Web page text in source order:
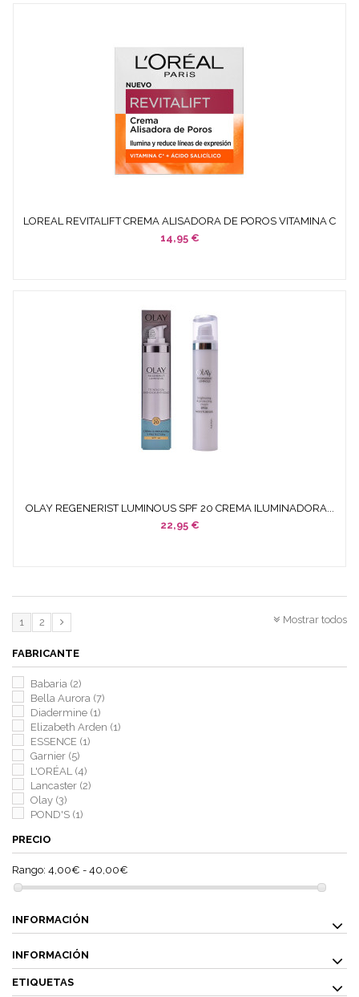
LOREAL REVITALIFT CREMA ALISADORA DE POROS VITAMINA C
+...
14,95 €
OLAY REGENERIST LUMINOUS SPF 20 CREMA ILUMINADORA...
22,95 €
Mostrar todos
1 2
FABRICANTE
Babaria (2)
Bella Aurora (7)
Diadermine (1)
Elizabeth Arden (1)
ESSENCE (1)
Garnier (5)
L'ORÉAL (4)
Lancaster (2)
Olay (3)
POND'S (1)
PRECIO
Rango: 4,00€ - 40,00€
INFORMACIÓN
INFORMACIÓN
ETIQUETAS